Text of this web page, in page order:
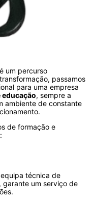
um percurso
passamos
para uma empresa
, sempre a
ambiente de constante
de formação e
técnica de
garante um serviço de